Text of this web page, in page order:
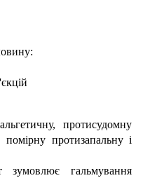
протисудомну
протизапальну і
зумовлює гальмування